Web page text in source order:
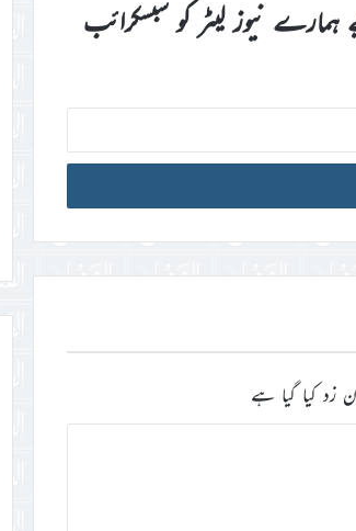
نیوز لیٹر کو سبسکرائب
زد کیا گیا ہے